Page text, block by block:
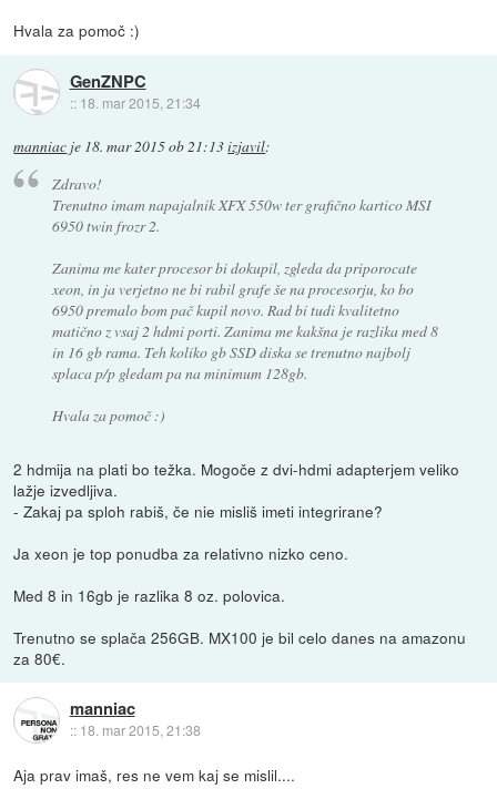
Hvala za pomoč :)
GenZNPC
:: 18. mar 2015, 21:34
manniac je 18. mar 2015 ob 21:13izjavil:
Zdravo!
Trenutno imam napajalnik XFX 550w ter grafično kartico MSI
6950 twin frozr 2.
Zanima me kater procesor bi dokupil, zgleda da priporocate
xeon, in ja verjetno ne bi rabil grafe še na procesorju, ko bo
6950 premalo bom pač kupil novo. Rad bi tudi kvalitetno
matično z vsaj 2 hdmi porti. Zanima me kakšna je razlika med 8
in 16 gb rama. Teh koliko gb SSD diska se trenutno najbolj
splaca p/p gledam pa na minimum 128gb.
Hvala za pomoč :)
2 hdmija na plati bo težka. Mogoče z dvi-hdmi adapterjem veliko
lažje izvedljiva.
- Zakaj pa sploh rabiš, če nie misliš imeti integrirane?
Ja xeon je top ponudba za relativno nizko ceno.
Med 8 in 16gb je razlika 8 oz. polovica.
Trenutno se splača 256GB. MX100 je bil celo danes na amazonu
za 80€.
manniac
:: 18. mar 2015, 21:38
Aja prav imaš, res ne vem kaj se mislil....